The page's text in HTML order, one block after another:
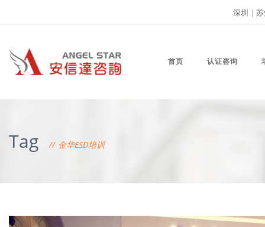
深圳 |
首页 认证咨询
Tag 金华ESD培训